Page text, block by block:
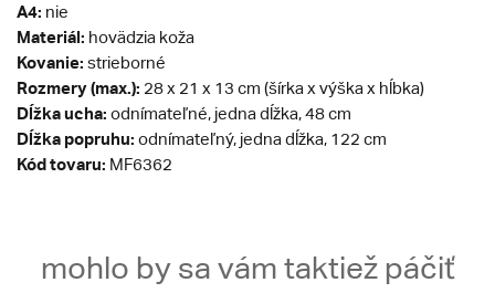
A4: nie
Materiál: hovädzia koža
Kovanie: strieborné
Rozmery (max.): 28 x 21 x 13 cm (šírka x výška x hĺbka)
Dĺžka ucha: odnímateľné, jedna dĺžka, 48 cm
Dĺžka popruhu: odnímateľný, jedna dĺžka, 122 cm
Kód tovaru: MF6362
mohlo by sa vám taktiež páčiť